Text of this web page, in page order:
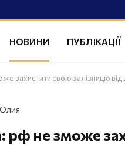
НОВИНИ ПУБЛІКАЦІЇ
захистити свою залізницю від
рф не зможе